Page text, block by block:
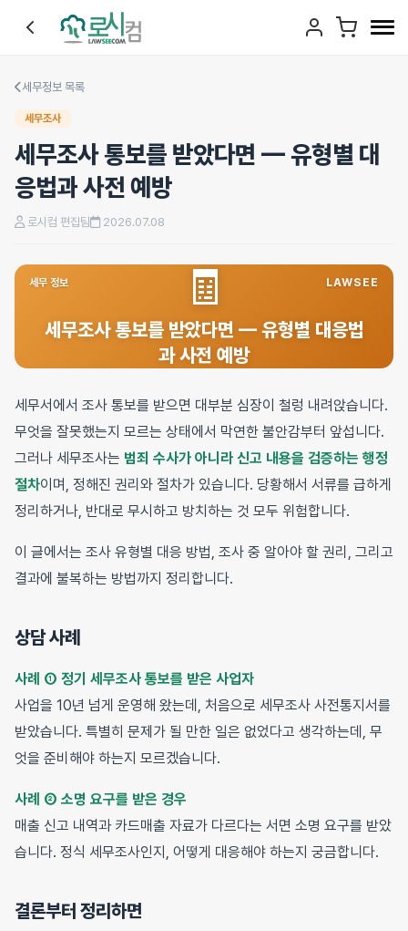
세무정보 목록
세무조사
세무조사 통보를 받았다면 — 유형별 대
응법과 사전 예방
로시컴 편집팀 2026.07.08
세무 정보 🧾
세무조사 통보를 받았다면 — 유형별 대응법
과 사전 예방
LAWSEE
세무서에서 조사 통보를 받으면 대부분 심장이 철렁 내려앉습니다.
무엇을 잘못했는지 모르는 상태에서 막연한 불안감부터 앞섭니다.
그러나 세무조사는 범죄 수사가 아니라 신고 내용을 검증하는 행정
절차이며, 정해진 권리와 절차가 있습니다. 당황해서 서류를 급하게
정리하거나, 반대로 무시하고 방치하는 것 모두 위험합니다.
이 글에서는 조사 유형별 대응 방법, 조사 중 알아야 할 권리, 그리고
결과에 불복하는 방법까지 정리합니다.
상담 사례
사례 ① 정기 세무조사 통보를 받은 사업자
사업을 10년 넘게 운영해 왔는데, 처음으로 세무조사 사전통지서를
받았습니다. 특별히 문제가 될 만한 일은 없었다고 생각하는데, 무
엇을 준비해야 하는지 모르겠습니다.
사례 ② 소명 요구를 받은 경우
매출 신고 내역과 카드매출 자료가 다르다는 서면 소명 요구를 받았
습니다. 정식 세무조사인지, 어떻게 대응해야 하는지 궁금합니다.
결론부터 정리하면